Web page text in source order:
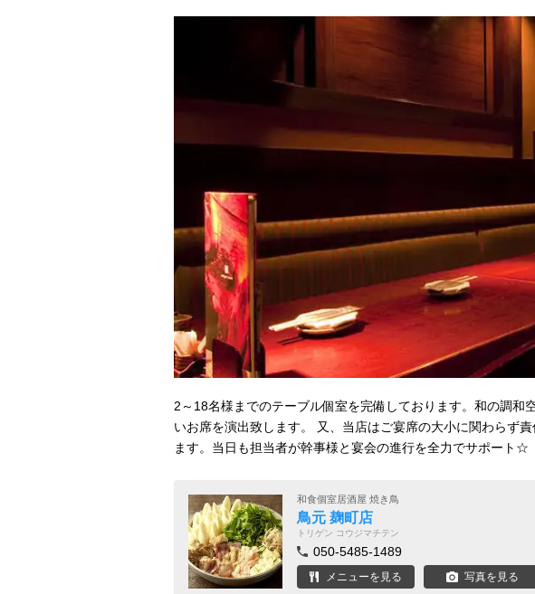
2～18名様までのテーブル個室を完備しております。和の調和
いお席を演出致します。 又、当店はご宴席の大小に関わらず
ます。当日も担当者が幹事様と宴会の進行を全力でサポート☆
和食個室居酒屋 焼き鳥
鳥元 麹町店
トリゲン コウジマチテン
050-5485-1489
メニューを見る 写真を見る